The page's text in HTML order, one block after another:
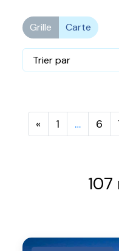
Grille Carte
« 1 … 6